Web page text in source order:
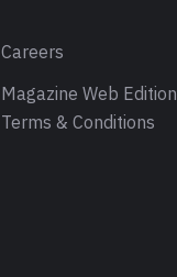
Careers
Magazine Web Edition
Terms & Conditions